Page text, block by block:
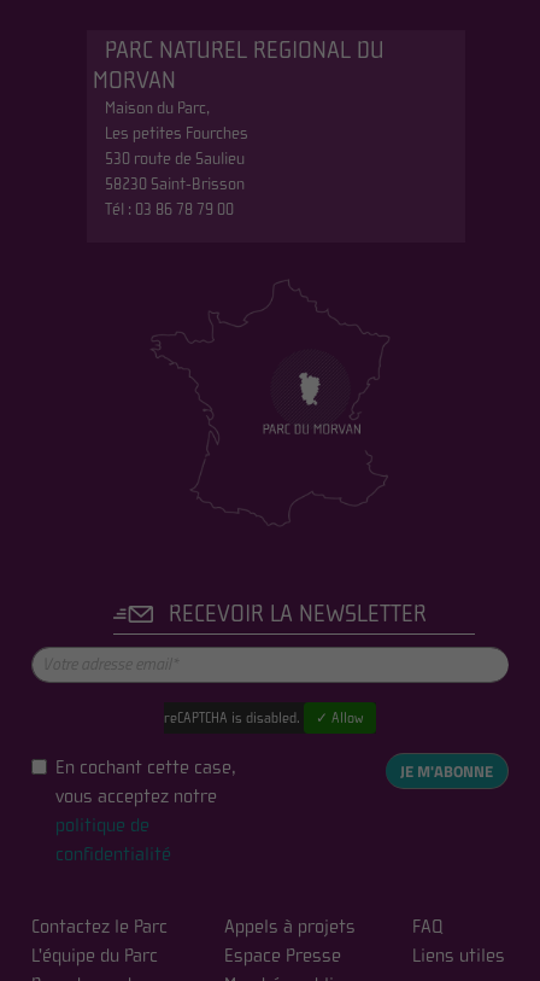
PARC NATUREL REGIONAL DU
MORVAN
Maison du Parc,
Les petites Fourches
530 route de Saulieu
58230 Saint-Brisson
Tél : 03 86 78 79 00
RECEVOIR LA NEWSLETTER
reCAPTCHA is disabled. ✓ Allow
En cochant cette case,
vous acceptez notre
politique de
confidentialité
JE M'ABONNE
Contactez le Parc
L'équipe du Parc
Appels à projets
Espace Presse
FAQ
Liens utiles